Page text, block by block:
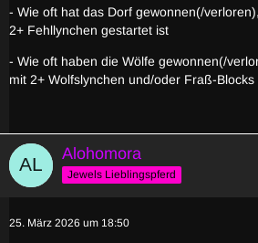
- Wie oft hat das Dorf gewonnen(/
2+ Fehllynchen gestartet ist
- Wie oft haben die Wölfe gewonnen(/
mit 2+ Wolfslynchen und/oder Fraß-
Alohomora
Jewels Lieblingspferd
25. März 2026 um 18:50